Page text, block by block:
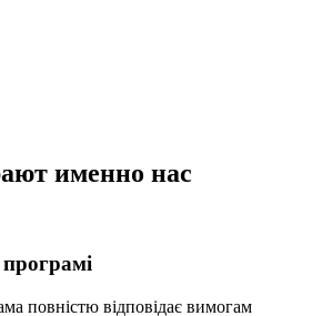
именно нас
програмі
повністю відповідає вимогам